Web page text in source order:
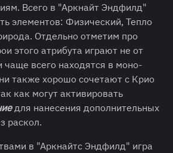
Всего в "Аркнайт Эндфилд"
элементов: Физический, Тепло
Отдельно отметим про
этого атрибута играют не от
чаще всего находятся в моно-
также хорошо сочетают с Крио
как могут активировать
для нанесения дополнительных
раскол.
в "Аркнайтс Эндфилд" игра